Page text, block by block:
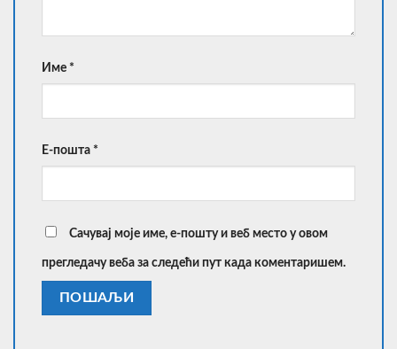
Име *
Е-пошта *
Сачувај моје име, е-пошту и веб место у овом
прегледачу веба за следећи пут када коментаришем.